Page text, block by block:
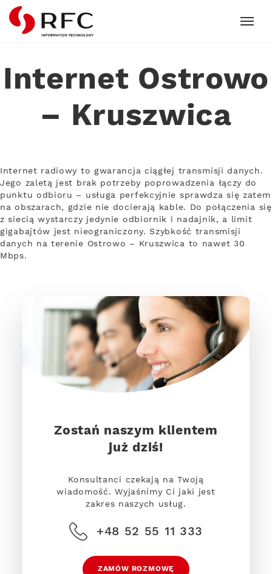
RFC
Internet Ostrowo
– Kruszwica
Internet radiowy to gwarancja ciągłej transmisji danych.
Jego zaletą jest brak potrzeby poprowadzenia łączy do
punktu odbioru – usługa perfekcyjnie sprawdza się zatem
na obszarach, gdzie nie docierają kable. Do połączenia się
z siecią wystarczy jedynie odbiornik i nadajnik, a limit
gigabajtów jest nieograniczony. Szybkość transmisji
danych na terenie Ostrowo – Kruszwica to nawet 30
Mbps.
Zostań naszym klientem
już dziś!
Konsultanci czekają na Twoją
wiadomość. Wyjaśnimy Ci jaki jest
zakres naszych usług.
+48 52 55 11 333
ZAMÓW ROZMOWĘ